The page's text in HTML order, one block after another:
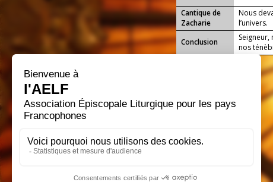
Cantique de
Zacharie
Nous
l’univers.
Conclusion
Seigneur,
nos